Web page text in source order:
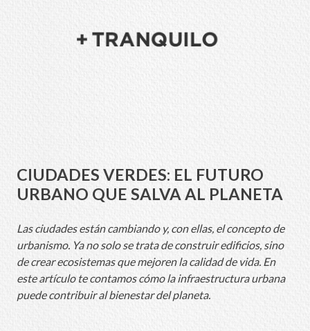
CIUDADES VERDES: EL FUTURO
URBANO QUE SALVA AL PLANETA
Las ciudades están cambiando y, con ellas, el concepto de
urbanismo. Ya no solo se trata de construir edificios, sino
de crear ecosistemas que mejoren la calidad de vida. En
este artículo te contamos cómo la infraestructura urbana
puede contribuir al bienestar del planeta.